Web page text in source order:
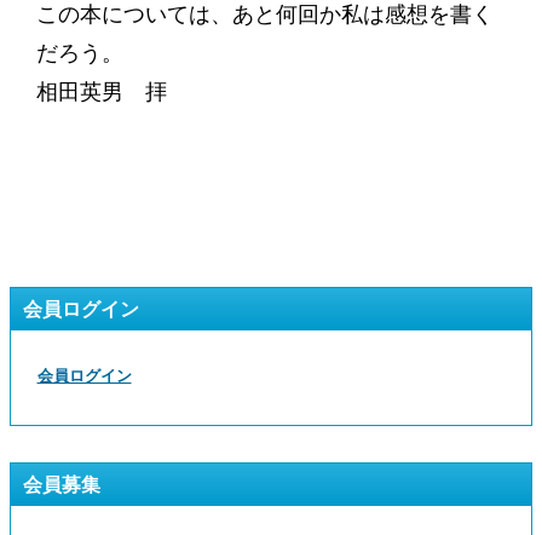
この本については、あと何回か私は感想を書く
だろう。
相田英男 拝
会員ログイン
会員ログイン
会員募集